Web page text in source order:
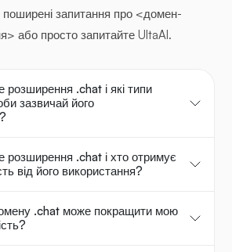
поширені запитання про <домен-
або просто запитайте UltaAI.
.chat і які типи
зазвичай його
.chat і хто отримує
від його використання?
.chat може покращити мою